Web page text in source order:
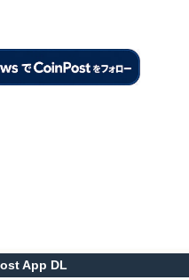
App DL